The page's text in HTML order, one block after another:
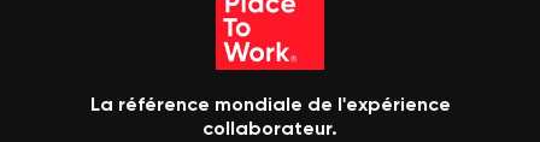
La référence mondiale de l'expérience
collaborateur.